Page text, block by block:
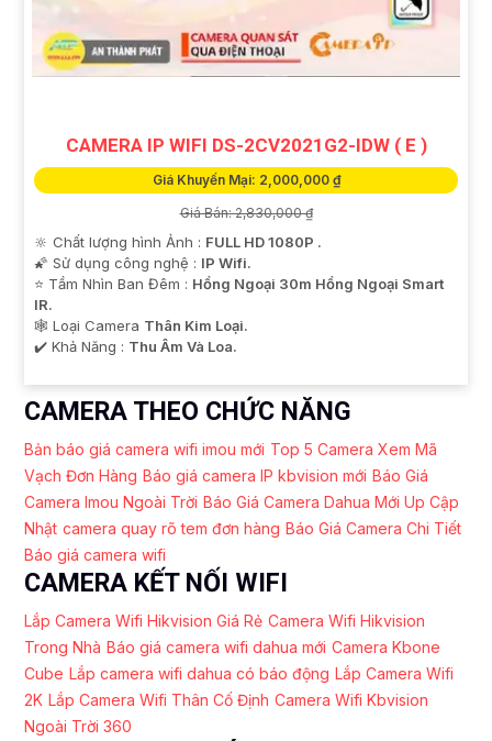
CAMERA IP WIFI DS-2CV2021G2-IDW ( E )
Giá Khuyến Mại: 2,000,000 ₫
Giá Bán: 2,830,000 ₫
🔆 Chất lượng hình Ảnh : FULL HD 1080P .
🌠 Sử dụng công nghệ : IP Wifi.
⭐ Tầm Nhìn Ban Đêm : Hồng Ngoại 30m Hồng Ngoại Smart
IR.
🕸️ Loại Camera Thân Kim Loại.
️✔️ Khả Năng : Thu Âm Và Loa.
CAMERA THEO CHỨC NĂNG
Bản báo giá camera wifi imou mới Top 5 Camera Xem Mã
Vạch Đơn Hàng Báo giá camera IP kbvision mới Báo Giá
Camera Imou Ngoài Trời Báo Giá Camera Dahua Mới Up Cập
Nhật camera quay rõ tem đơn hàng Báo Giá Camera Chi Tiết
Báo giá camera wifi
CAMERA KẾT NỐI WIFI
Lắp Camera Wifi Hikvision Giá Rẻ Camera Wifi Hikvision
Trong Nhà Báo giá camera wifi dahua mới Camera Kbone
Cube Lắp camera wifi dahua có báo động Lắp Camera Wifi
2K Lắp Camera Wifi Thân Cố Định Camera Wifi Kbvision
Ngoài Trời 360